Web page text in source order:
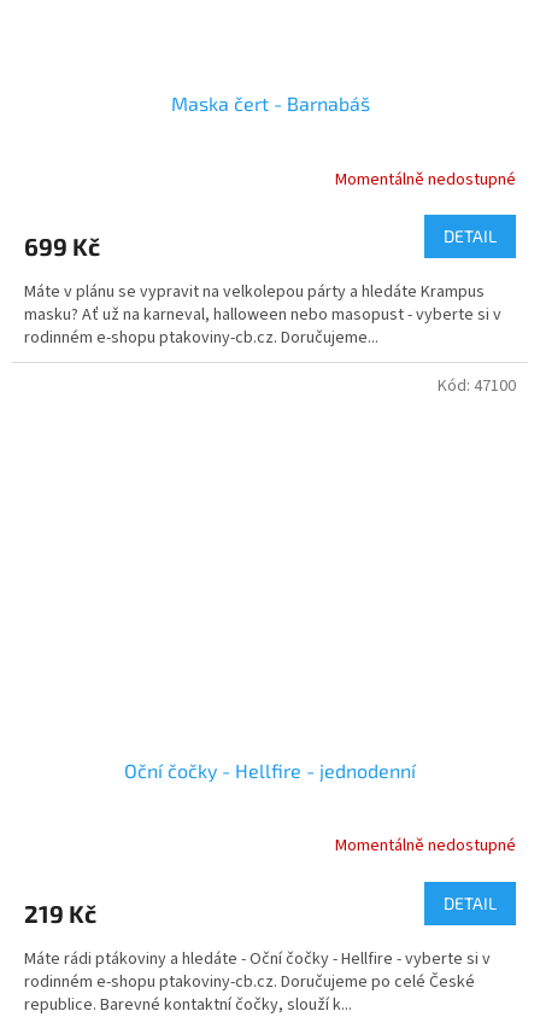
Maska čert - Barnabáš
je
z
5
hvězdiček.
Momentálně nedostupné
699 Kč DETAIL
Máte v plánu se vypravit na velkolepou párty a hledáte Krampus
masku? Ať už na karneval, halloween nebo masopust - vyberte si v
rodinném e-shopu ptakoviny-cb.cz. Doručujeme...
Oční čočky - Hellfire - jednodenní
Momentálně nedostupné
219 Kč DETAIL
Máte rádi ptákoviny a hledáte - Oční čočky - Hellfire - vyberte si v
rodinném e-shopu ptakoviny-cb.cz. Doručujeme po celé České
republice. Barevné kontaktní čočky, slouží k...
Kód: 47100